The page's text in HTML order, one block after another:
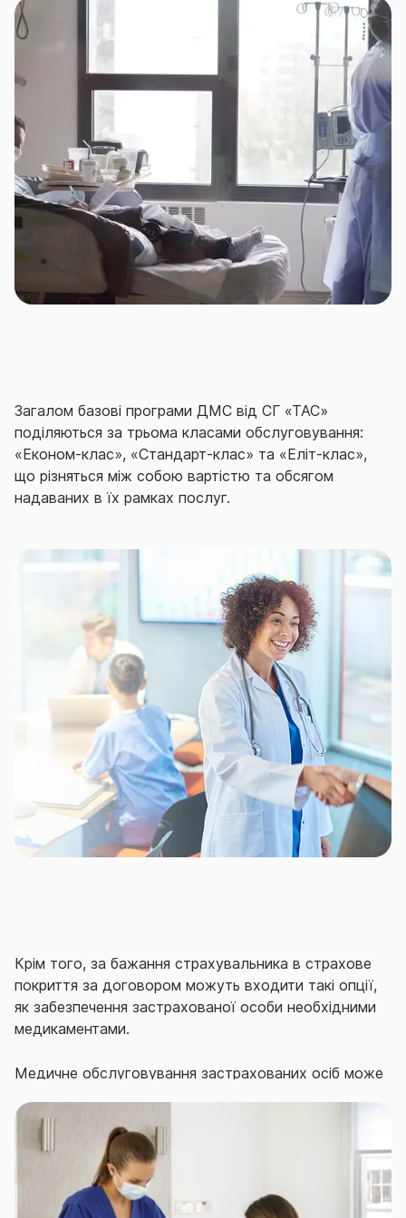
За бажанням страхувальника програми ДМС
можуть включати в себе організацію і оплату
страховиком як стандартних медичних послуг на
випадок нездужання застрахованих осіб, так і
покривати забезпечення профілактичних та
реабілітаційних заходів, передбачати вакцинацію,
вітамінопрофілактику, формування офісної аптечки
тощо.
Загалом базові програми ДМС від СГ «ТАС»
поділяються за трьома класами обслуговування:
«Економ-клас», «Стандарт-клас» та «Еліт-клас»,
що різняться між собою вартістю та обсягом
надаваних в їх рамках послуг.
застраховані особи в разі гострого захворювання,
загострення хронічного захворювання, травми,
опіку, отруєння, інших розладів здоров’я отримують
необхідну медичну допомогу, зокрема:
амбулаторно-поліклінічну;
стаціонарну;
швидку та невідкладну;
невідкладну та планову стоматологічну.
Крім того, за бажання страхувальника в страхове
покриття за договором можуть входити такі опції,
як забезпечення застрахованої особи необхідними
медикаментами.
Медичне обслуговування застрахованих осіб може
профілактичних установах і амбулаторіях сімейного
типу, так і в сучасних приватних медичних
закладах, що працюють у відповідності до
прийнятих світових стандартів.